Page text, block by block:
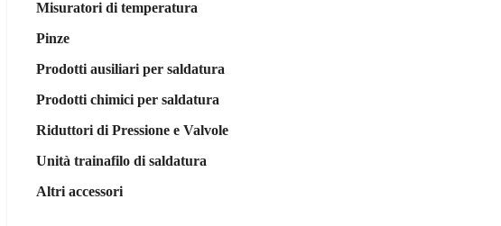
Misuratori di temperatura
Pinze
Prodotti ausiliari per saldatura
Prodotti chimici per saldatura
Riduttori di Pressione e Valvole
Unità trainafilo di saldatura
Altri accessori